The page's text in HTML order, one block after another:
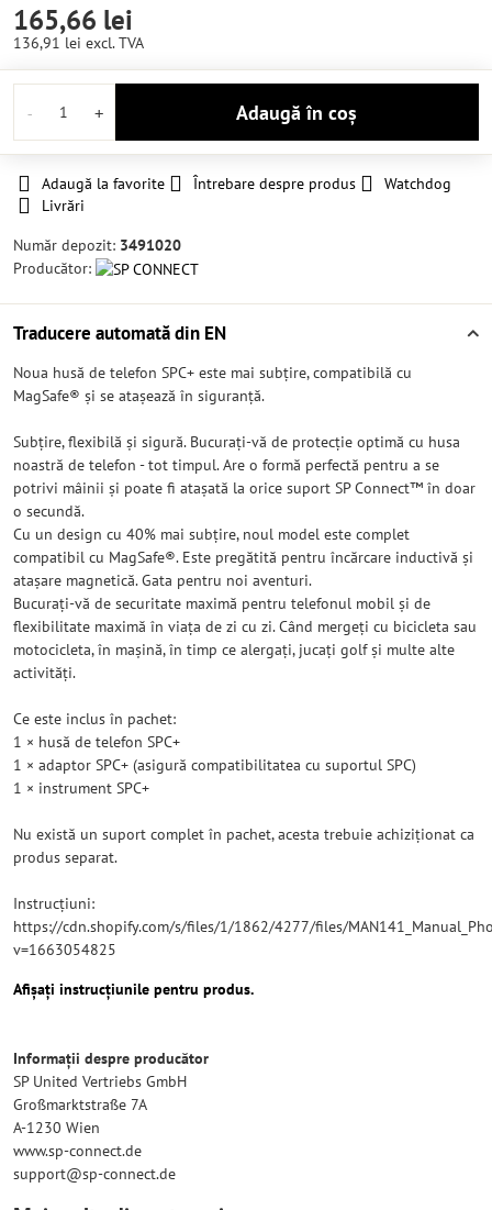
165,66 lei
136,91 lei excl. TVA
Adaugă în coș
Adaugă la favorite Întrebare despre produs
Watchdog
Livrări
Număr depozit: 3491020
Producător:
Traducere automată din EN
Noua husă de telefon SPC+ este mai subțire, compatibilă cu
MagSafe® și se atașează în siguranță.
Subțire, flexibilă și sigură. Bucurați-vă de protecție optimă cu husa
noastră de telefon - tot timpul. Are o formă perfectă pentru a se
potrivi mâinii și poate fi atașată la orice suport SP Connect™ în doar
o secundă.
Cu un design cu 40% mai subțire, noul model este complet
compatibil cu MagSafe®. Este pregătită pentru încărcare inductivă și
atașare magnetică. Gata pentru noi aventuri.
Bucurați-vă de securitate maximă pentru telefonul mobil și de
flexibilitate maximă în viața de zi cu zi. Când mergeți cu bicicleta sau
motocicleta, în mașină, în timp ce alergați, jucați golf și multe alte
activități.
Ce este inclus în pachet:
1 × husă de telefon SPC+
1 × adaptor SPC+ (asigură compatibilitatea cu suportul SPC)
1 × instrument SPC+
Nu există un suport complet în pachet, acesta trebuie achiziționat ca
produs separat.
Instrucțiuni:
https://cdn.shopify.com/s/files/1/1862/4277/files/
v=1663054825
Afișați instrucțiunile pentru produs.
Informații despre producător
SP United Vertriebs GmbH
Großmarktstraße 7A
A-1230 Wien
www.sp-connect.de
support@sp-connect.de